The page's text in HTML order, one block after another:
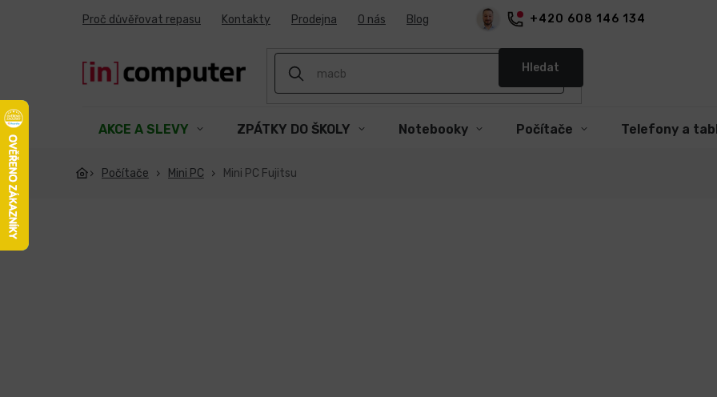
+420 608 146 134
Proč důvěřovat repasu Kontakty Prodejna O nás Blog
Hledat
AKCE A SLEVY ZPÁTKY DO ŠKOLY Notebooky Počítače Telefony a
Počítače Mini PC Mini PC Fujitsu